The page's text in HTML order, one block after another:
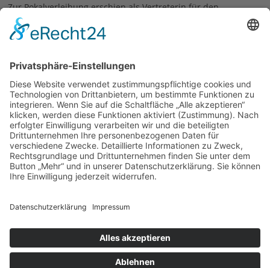
Zur Pokalverleihung erschien als Vertreterin für den
Diözesanvorstand Anna Ruf (Diözesanjugendleiterin), um die
geschmackvollen Glaspokale den Gewinnern zu übergeben.
freundschaftliche und faire Atmosphäre und hoffentlich bis
nächstes Jahr. Danke auch den Organisatoren!
Text: Elfriede Klaus; Bilder: Markus Dietrich
17.11.2015
zurück
© 2026 | Kolpingwerk Diözesanverband Augsburg
Datenschutzerklärung|Impressum